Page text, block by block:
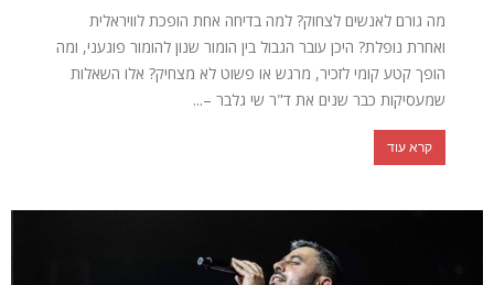
מה גורם לאנשים לצחוק? למה בדיחה אחת הופכת לוויראלית
ואחרת נופלת? היכן עובר הגבול בין הומור שנון להומור פוגעני, ומה
הופך קטע קומי לזכיר, מרגש או פשוט לא מצחיק? אלו השאלות
שמעסיקות כבר שנים את ד"ר שי גלבר –...
קרא עוד